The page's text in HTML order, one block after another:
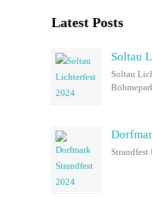
Latest Posts
Soltau
Soltau
Strandfest